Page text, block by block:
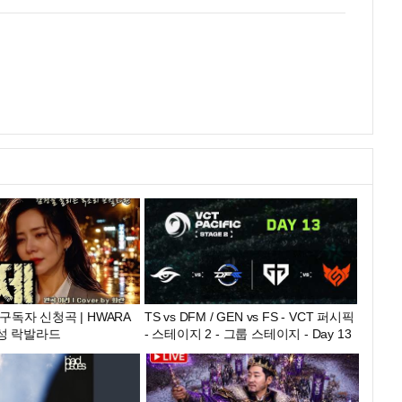
독자 신청곡 | HWARA
락발라드
TS vs DFM / GEN vs FS - VCT 퍼시픽
- 스테이지 2 - 그룹 스테이지 - Day 13